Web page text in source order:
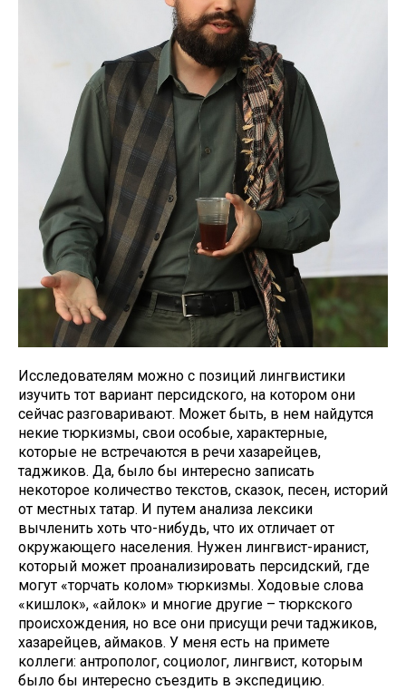
Исследователям можно с позиций лингвистики
изучить тот вариант персидского, на котором они
сейчас разговаривают. Может быть, в нем найдутся
некие тюркизмы, свои особые, характерные,
которые не встречаются в речи хазарейцев,
таджиков. Да, было бы интересно записать
некоторое количество текстов, сказок, песен, историй
от местных татар. И путем анализа лексики
вычленить хоть что-нибудь, что их отличает от
окружающего населения. Нужен лингвист-иранист,
который может проанализировать персидский, где
могут «торчать колом» тюркизмы. Ходовые слова
«кишлок», «айлок» и многие другие – тюркского
происхождения, но все они присущи речи таджиков,
хазарейцев, аймаков. У меня есть на примете
коллеги: антрополог, социолог, лингвист, которым
было бы интересно съездить в экспедицию.